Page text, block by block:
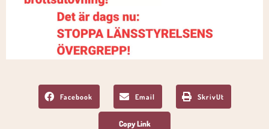
Facebook Email SkrivUt